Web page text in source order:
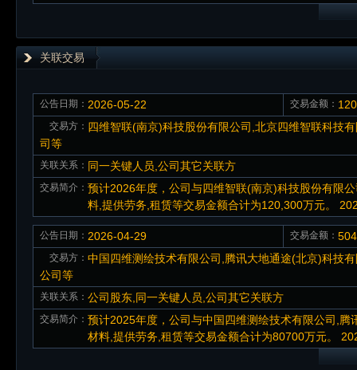
关联交易
公告日期： 2026-05-22 交易金额：
交易方： 四维智联(南京)科技股份有限公司,北京四维智联科技
司等
关联关系： 同一关键人员,公司其它关联方
交易简介： 预计2026年度，公司与四维智联(南京)科技股份有限
料,提供劳务,租赁等交易金额合计为120,300万元。
公告日期： 2026-04-29 交易金额：
交易方： 中国四维测绘技术有限公司,腾讯大地通途(北京)科技
公司等
关联关系： 公司股东,同一关键人员,公司其它关联方
交易简介： 预计2025年度，公司与中国四维测绘技术有限公司,
材料,提供劳务,租赁等交易金额合计为80700万元。